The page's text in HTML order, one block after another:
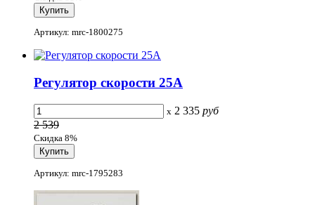
Артикул: mrc-1800275
Регулятор скорости 25А
x 2 335 руб
2 539
Скидка 8%
Артикул: mrc-1795283